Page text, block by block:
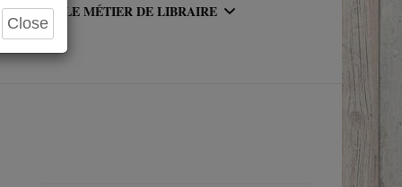
AUTEURICES RACISÉ(E)S
PERSONNAGES RACISÉS
LE MÉTIER DE LIBRAIRE
Close